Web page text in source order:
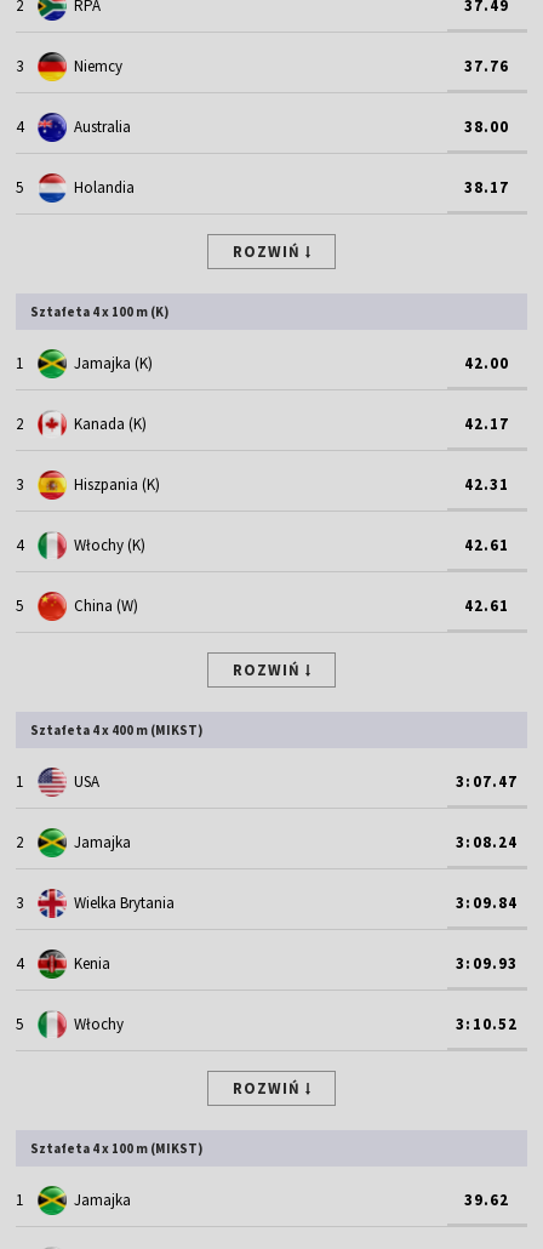
2 RPA 37.49
3 Niemcy 37.76
4 Australia 38.00
5 Holandia 38.17
ROZWIŃ
Sztafeta 4 x 100 m (K)
1 Jamajka (K) 42.00
2 Kanada (K) 42.17
3 Hiszpania (K) 42.31
4 Włochy (K) 42.61
5 China (W) 42.61
ROZWIŃ
Sztafeta 4 x 400 m (MIKST)
1 USA 3:07.47
2 Jamajka 3:08.24
3 Wielka Brytania 3:09.84
4 Kenia 3:09.93
5 Włochy 3:10.52
ROZWIŃ
Sztafeta 4 x 100 m (MIKST)
1 Jamajka 39.62